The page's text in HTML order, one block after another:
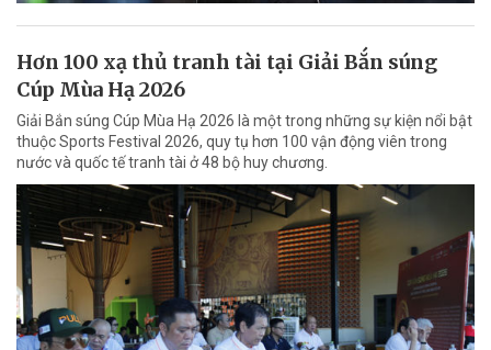
Hơn 100 xạ thủ tranh tài tại Giải Bắn súng
Cúp Mùa Hạ 2026
Giải Bắn súng Cúp Mùa Hạ 2026 là một trong những sự kiện nổi bật
thuộc Sports Festival 2026, quy tụ hơn 100 vận động viên trong
nước và quốc tế tranh tài ở 48 bộ huy chương.